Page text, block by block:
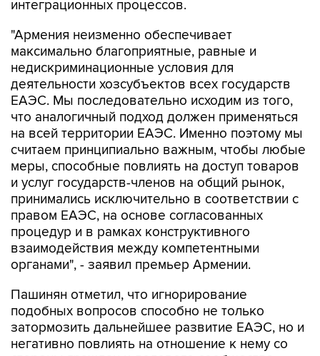
"Армения неизменно обеспечивает
недискриминационные условия для
деятельности хозсубъектов всех государств
ЕАЭС. Мы последовательно исходим из того,
что аналогичный подход должен применяться
на всей территории ЕАЭС. Именно поэтому мы
считаем принципиально важным, чтобы любые
меры, способные повлиять на доступ товаров
и услуг государств-членов на общий рынок,
принимались исключительно в соответствии с
правом ЕАЭС, на основе согласованных
процедур и в рамках конструктивного
взаимодействия между компетентными
органами", - заявил премьер Армении.
Пашинян отметил, что игнорирование
затормозить дальнейшее развитие ЕАЭС, но и
негативно повлиять на отношение к нему со
стороны граждан и делового сообщества
стран Союза.